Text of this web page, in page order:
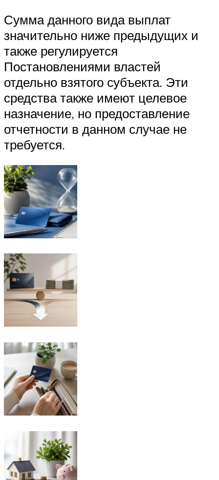
Сумма данного вида выплат
значительно ниже предыдущих и
также регулируется
Постановлениями властей
отдельно взятого субъекта. Эти
средства также имеют целевое
назначение, но предоставление
отчетности в данном случае не
требуется.